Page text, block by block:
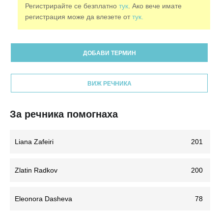
Регистрирайте се безплатнотук . Ако вече имате
регистрация може да влезете оттук.
ДОБАВИ ТЕРМИН
ВИЖ РЕЧНИКА
За речника помогнаха
Liana Zafeiri 201
Zlatin Radkov 200
Eleonora Dasheva 78